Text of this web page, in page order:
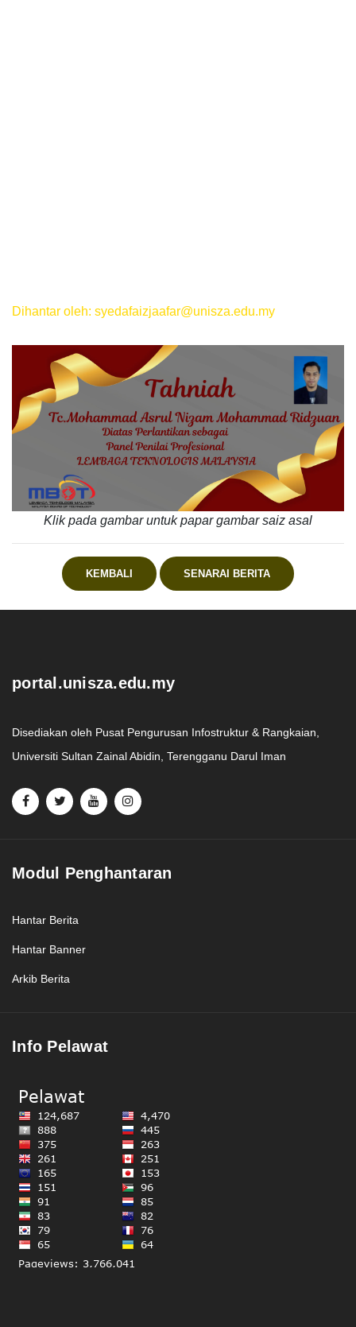
Dihantar oleh: syedafaizjaafar@unisza.edu.my
Klik pada gambar untuk papar gambar saiz asal
KEMBALI SENARAI BERITA
portal.unisza.edu.my
Disediakan oleh Pusat Pengurusan Infostruktur & Rangkaian,
Universiti Sultan Zainal Abidin, Terengganu Darul Iman
Modul Penghantaran
Hantar Berita
Hantar Banner
Arkib Berita
Info Pelawat